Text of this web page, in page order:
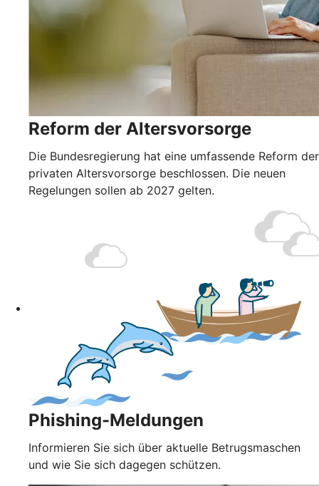
Reform der Altersvorsorge
Die Bundesregierung hat eine umfassende Reform der
privaten Altersvorsorge beschlossen. Die neuen
Regelungen sollen ab 2027 gelten.
Phishing-Meldungen
Informieren Sie sich über aktuelle Betrugsmaschen
und wie Sie sich dagegen schützen.